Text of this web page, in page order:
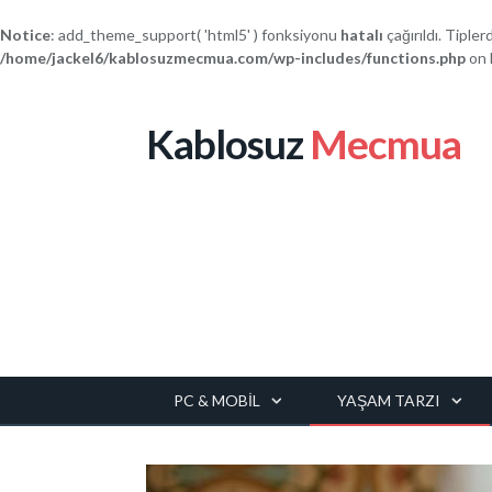
Notice: add_theme_support( 'html5' ) fonksiyonu hatalı çağırıldı.
/home/jackel6/kablosuzmecmua.com/wp-includes/functions.phpon
Kablosuz Mecmua
PC & MOBIL YAŞAM TARZI